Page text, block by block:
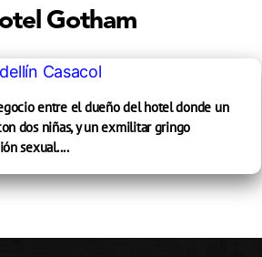
Gotham
entre el dueño del hotel donde un
dos niñas, y un exmilitar gringo
sexual....